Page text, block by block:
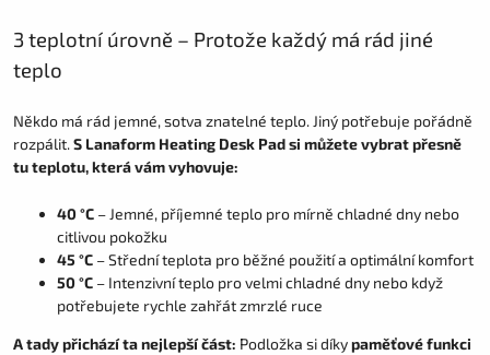
3 teplotní úrovně – Protože každý má rád jiné
teplo
Někdo má rád jemné, sotva znatelné teplo. Jiný potřebuje pořádně
rozpálit.S Lanaform Heating Desk Pad si můžete vybrat přesně
tu teplotu, která vám vyhovuje:
40 °C – Jemné, příjemné teplo pro mírně chladné dny nebo
citlivou pokožku
45 °C – Střední teplota pro běžné použití a optimální komfort
50 °C – Intenzivní teplo pro velmi chladné dny nebo když
potřebujete rychle zahřát zmrzlé ruce
A tady přichází ta nejlepší část: Podložka si díkypaměťové funkci